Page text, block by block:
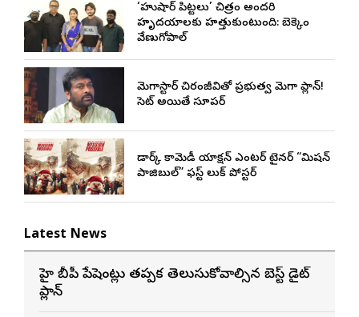
‘హుషార్‌ పిట్టలు’ చిత్రం అందరి
హృదయాలకు హత్తుకుంటుంది: బెక్కెం
వేణుగోపాల్‌
మెగాస్టార్ చిరంజీవితో ప్రభుత్వ మెగా ప్లాన్!
సెట్ అయితే సూపర్
డార్క్ కామెడీ యాక్షన్ ఎంటర్ టైనర్ “మిషన్
పాజిబుల్” ఫస్ట్ లుక్ పోస్టర్
Latest News
హై బీపీ పేషెంట్లు తప్పక తెలుసుకోవాల్సిన బెస్ట్ డైట్
ప్లాన్